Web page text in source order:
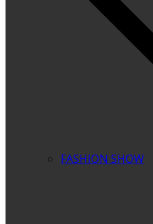
FASHION SHOW